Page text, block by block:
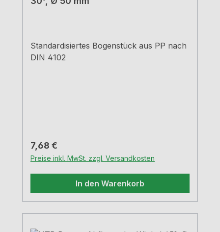
Standardisiertes Bogenstück aus PP nach
DIN 4102
Regulärer Preis:
7,68 €
Preise inkl. MwSt. zzgl. Versandkosten
In den Warenkorb